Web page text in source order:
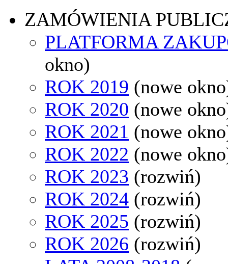
ZAMÓWIENIA
PLATFORMA
okno)
ROK 2019 (nowe
ROK 2020 (nowe
ROK 2021 (nowe
ROK 2022 (nowe
ROK 2023 (rozwiń)
ROK 2024 (rozwiń)
ROK 2025 (rozwiń)
ROK 2026 (rozwiń)